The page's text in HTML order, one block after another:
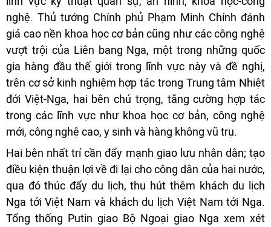
nghệ. Thủ tướng Chính phủ Phạm Minh Chính đánh
giá cao nền khoa học cơ bản cũng như các công nghệ
vượt trội của Liên bang Nga, một trong những quốc
gia hàng đầu thế giới trong lĩnh vực này và đề nghị,
trên cơ sở kinh nghiệm hợp tác trong Trung tâm Nhiệt
đới Việt-Nga, hai bên chú trọng, tăng cường hợp tác
trong các lĩnh vực như khoa học cơ bản, công nghệ
mới, công nghệ cao, y sinh và hàng không vũ trụ.
Hai bên nhất trí cần đẩy mạnh giao lưu nhân dân; tạo
điều kiện thuận lợi về đi lại cho công dân của hai nước,
qua đó thúc đẩy du lịch, thu hút thêm khách du lịch
Nga tới Việt Nam và khách du lịch Việt Nam tới Nga.
Tổng thống Putin giao Bộ Ngoại giao Nga xem xét